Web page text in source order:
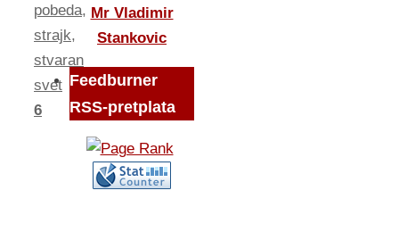
pobeda,
strajk,
stvaran
svet
6
Mr Vladimir
Stankovic
Feedburner
RSS-pretplata